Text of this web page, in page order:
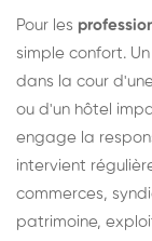
Pour les
simple confort.
dans la cour
ou d'un hôtel
engage la
intervient
commerces,
patrimoine,